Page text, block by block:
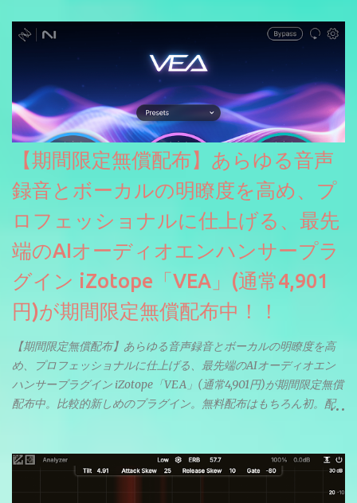
【期間限定無償配布】あらゆる音声
録音とボーカルの明瞭度を高め、プ
ロフェッショナルに仕上げる、最先
端のAIオーディオエンハンサープラ
グイン iZotope「VEA」(通常4,901
円)が期間限定無償配布中！！
【期間限定無償配布】あらゆる音声録音とボーカルの明瞭度を高
め、プロフェッショナルに仕上げる、最先端のAIオーディオエン
ハンサープラグイン iZotope「VEA」(通常4,901円)が期間限定無償
配布中。比較的新しめのプラグイン。無料配布はもちろん初。配